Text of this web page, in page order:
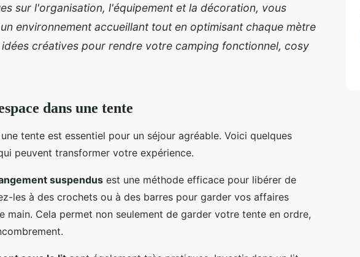
sur l'organisation, l'équipement et la décoration, vous
environnement accueillant tout en optimisant chaque mètre
créatives pour rendre votre camping fonctionnel, cosy
dans une tente
tente est essentiel pour un séjour agréable. Voici quelques
peuvent transformer votre expérience.
suspendus est une méthode efficace pour libérer de
les à des crochets ou à des barres pour garder vos affaires
main. Cela permet non seulement de garder votre tente en ordre,